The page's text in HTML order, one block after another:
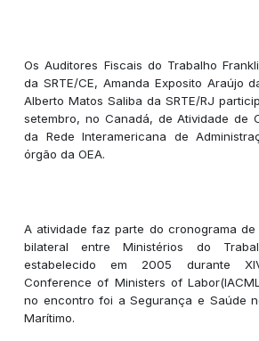
Os Auditores Fiscais do Trabalho
da SRTE/CE, Amanda Exposito Araújo
Alberto Matos Saliba da SRTE/RJ
setembro, no Canadá, de Atividade de
da Rede Interamericana de
órgão da OEA.
A atividade faz parte do cronograma
bilateral entre Ministérios do
estabelecido em 2005 durante
Conference of Ministers of
no encontro foi a Segurança e Saúde
Marítimo.